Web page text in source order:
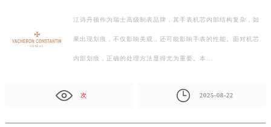
江诗丹顿作为瑞士高级制表品牌，其手表机芯内部结构复杂，如
果出现划痕，不仅影响美观，还可能影响手表的性能。面对机芯
内部划痕，正确的处理方法显得尤为重要。本…
次 2025-08-22